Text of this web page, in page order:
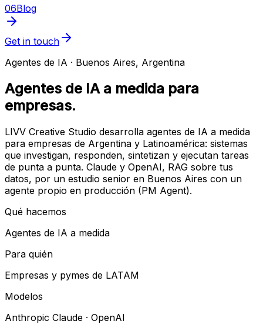
06Blog
Get in touch
Agentes de IA · Buenos Aires, Argentina
Agentes de IA a medida para
empresas.
LIVV Creative Studio desarrolla agentes de IA a medida
para empresas de Argentina y Latinoamérica: sistemas
que investigan, responden, sintetizan y ejecutan tareas
de punta a punta. Claude y OpenAI, RAG sobre tus
datos, por un estudio senior en Buenos Aires con un
agente propio en producción (PM Agent).
Qué hacemos
Agentes de IA a medida
Para quién
Empresas y pymes de LATAM
Modelos
Anthropic Claude · OpenAI